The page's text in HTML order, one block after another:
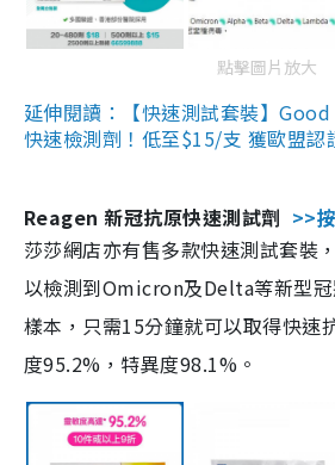
點擊圖片放大
延伸閱讀：【快速測試套裝】
快速檢測劑！低至$15/支 獲歐盟認
Reagen 新冠抗原快速測試劑 >>
莎莎網店亦有售多款快速測試套裝
以檢測到Omicron及Delta等新型
樣本，只需15分鐘就可以取得快速
度95.2%，特異度98.1%。